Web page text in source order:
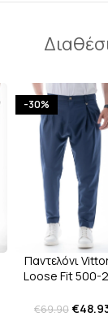
-30%
Παντελόνι
Loose Fit 500-
€69.90€